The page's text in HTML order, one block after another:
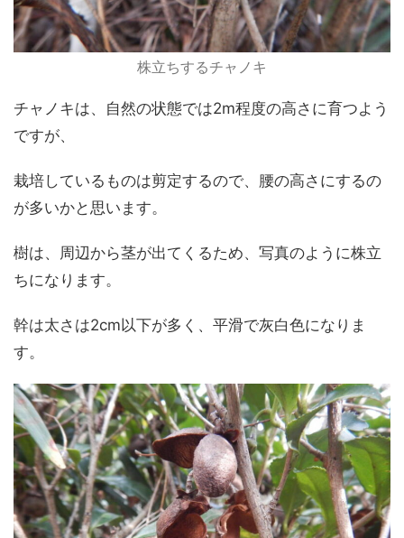
株立ちするチャノキ
チャノキは、自然の状態では2m程度の高さに育つよう
ですが、
栽培しているものは剪定するので、腰の高さにするの
が多いかと思います。
樹は、周辺から茎が出てくるため、写真のように株立
ちになります。
幹は太さは2cm以下が多く、平滑で灰白色になりま
す。